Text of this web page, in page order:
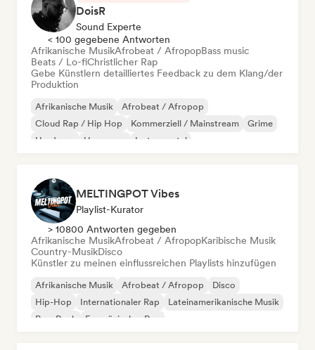
DoisR
Sound Experte
< 100 gegebene Antworten
Afrikanische MusikAfrobeat / AfropopBass music
Beats / Lo-fiChristlicher Rap
Gebe Künstlern detailliertes Feedback zu dem Klang/der
Produktion
Afrikanische Musik
Afrobeat / Afropop
Cloud Rap / Hip Hop
Kommerziell / Mainstream
Grime
Hardcore
Hyperpop Instrumental
MELTINGPOT Vibes
Playlist-Kurator
> 10800 Antworten gegeben
Afrikanische MusikAfrobeat / AfropopKaribische Musik
Country-MusikDisco
Künstler zu meinen einflussreichen Playlists hinzufügen
Afrikanische Musik Afrobeat / Afropop
Disco
Hip-Hop
Internationaler Rap
Lateinamerikanische Musik
Pop-Rock
Französischer Rap